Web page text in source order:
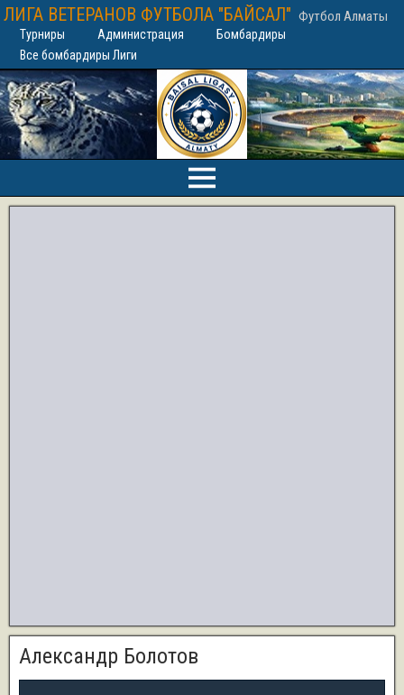
ЛИГА ВЕТЕРАНОВ ФУТБОЛА "БАЙСАЛ" Футбол Алматы
Турниры Администрация
Бомбардиры
Все бомбардиры Лиги
Александр Болотов